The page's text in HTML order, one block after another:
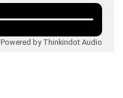
Powered by Thinkindot Audio